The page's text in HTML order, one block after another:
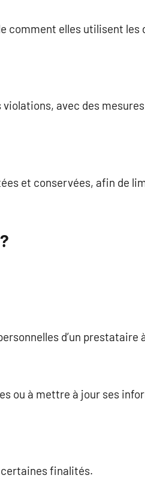
comment elles utilisent les
avec des
et conservées, afin de
d’un prestataire
ou à mettre à jour ses
certaines finalités.